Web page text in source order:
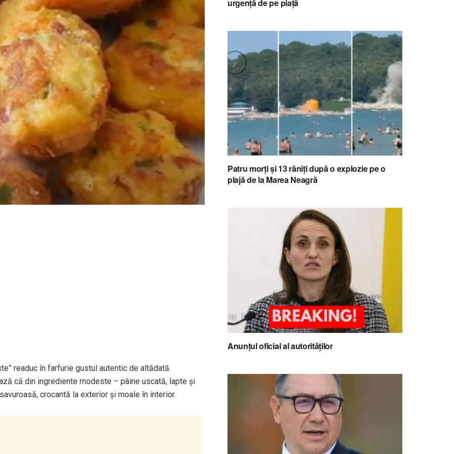
readuc în farfurie gustul autentic de altădată.
că din ingrediente modeste – pâine uscată, lapte și
crocantă la exterior și moale în interior.
urgență de pe piață
Patru morți și 13 răniți după o explozie pe o
plajă de la Marea Neagră
Anunțul oficial al autorităților